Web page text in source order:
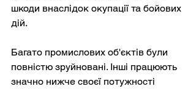
шкоди внаслідок окупації та бойових
дій.
Багато промислових об'єктів були
повністю зруйновані. Інші працюють
значно нижче своєї потужності